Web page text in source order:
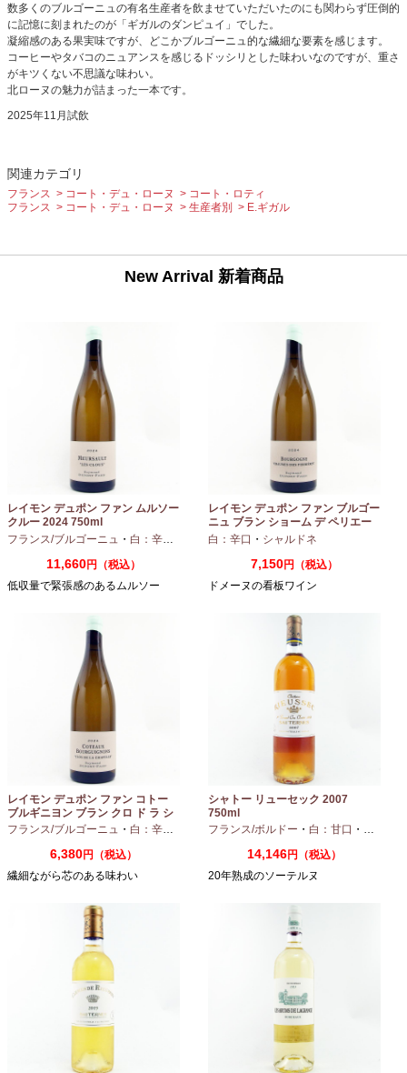
数多くのブルゴーニュの有名生産者を飲ませていただいたのにも関わらず圧倒的
に記憶に刻まれたのが「ギガルのダンピュイ」でした。
凝縮感のある果実味ですが、どこかブルゴーニュ的な繊細な要素を感じます。
コーヒーやタバコのニュアンスを感じるドッシリとした味わいなのですが、重さ
がキツくない不思議な味わい。
北ローヌの魅力が詰まった一本です。
2025年11月試飲
関連カテゴリ
フランス コート・デュ・ローヌ
コート・ロティ
フランス
コート・デュ・ローヌ 生産者別 E.ギガル
New Arrival 新着商品
レイモン デュポン ファン ムルソー
クルー 2024 750ml
フランス/ブルゴーニュ ・ 白：辛口 シャルドネ
11,660円（税込）
低収量で緊張感のあるムルソー
レイモン デュポン ファン ブルゴー
ニュ ブラン ショーム デ ペリエー
ル 2024 750ml
白：辛口 ・ シャルドネ
7,150円（税込）
ドメーヌの看板ワイン
レイモン デュポン ファン コトー
ブルギニヨン ブラン クロ ド ラ シ
ャペル 2024 750ml
フランス/ブルゴーニュ ・ 白：辛口 シャルドネ
6,380円（税込）
繊細ながら芯のある味わい
シャトー リューセック 2007
750ml
フランス/ボルドー ・ 白：甘口 ・ セミヨン
14,146円（税込）
20年熟成のソーテルヌ